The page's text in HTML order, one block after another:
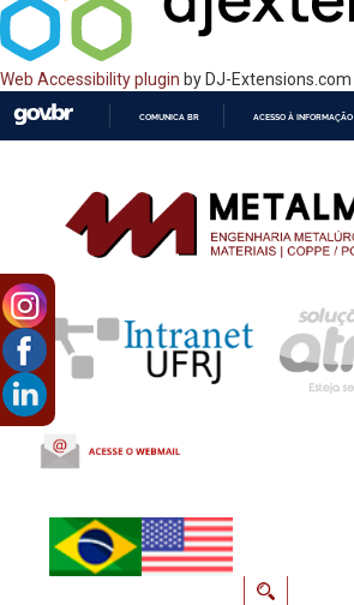
Web Accessibility plugin by DJ-Extensions.com
CONTEÚDO
COMUNICA BR ACESSO À INFORMAÇÃO